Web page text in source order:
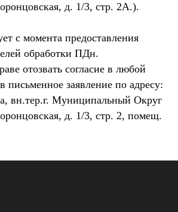
д. 1/3, стр. 2А.).
с момента предоставления
обработки ПДн.
отозвать согласие в любой
письменное заявление по адресу:
вн.тер.г. Муниципальный Округ
д. 1/3, стр. 2, помещ.